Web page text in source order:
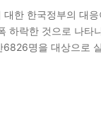
한 한국정부의 대
하락한 것으로 나타
명을 대상으로